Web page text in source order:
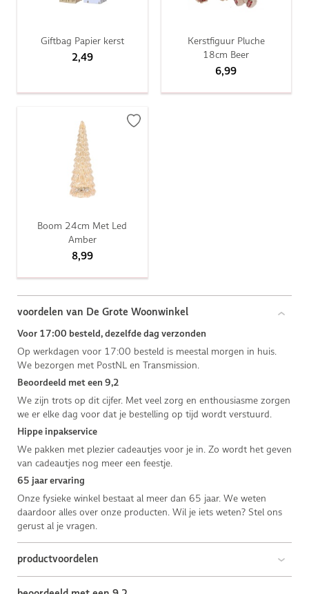
Giftbag Papier kerst
2,49
Kerstfiguur Pluche
18cm Beer
6,99
Boom 24cm Met Led
Amber
8,99
voordelen van De Grote Woonwinkel
Voor 17:00 besteld, dezelfde dag verzonden
Op werkdagen voor 17:00 besteld is meestal morgen in huis.
We bezorgen met PostNL en Transmission.
Beoordeeld met een 9,2
We zijn trots op dit cijfer. Met veel zorg en enthousiasme zorgen
we er elke dag voor dat je bestelling op tijd wordt verstuurd.
Hippe inpakservice
We pakken met plezier cadeautjes voor je in. Zo wordt het geven
van cadeautjes nog meer een feestje.
65 jaar ervaring
Onze fysieke winkel bestaat al meer dan 65 jaar. We weten
daardoor alles over onze producten. Wil je iets weten? Stel ons
gerust al je vragen.
productvoordelen